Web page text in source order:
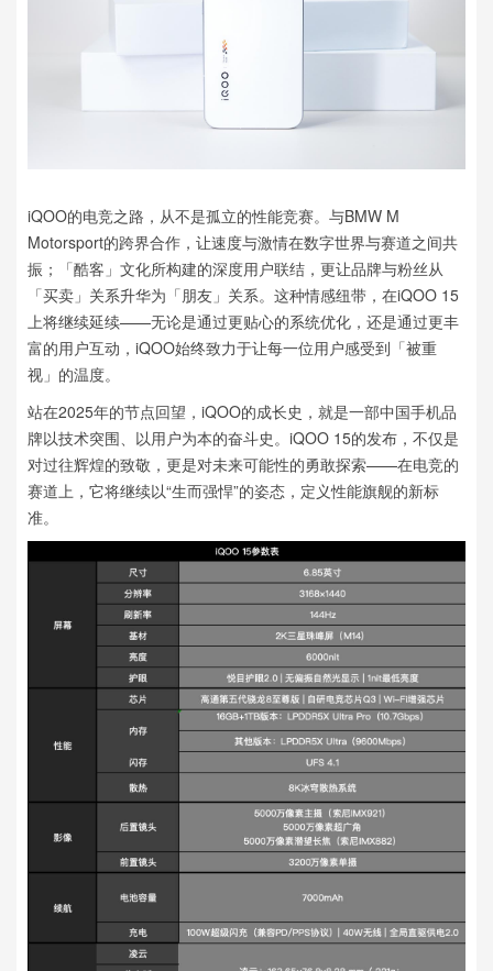
iQOO的电竞之路，从不是孤立的性能竞赛。与BMW M
Motorsport的跨界合作，让速度与激情在数字世界与赛道之间共
振；「酷客」文化所构建的深度用户联结，更让品牌与粉丝从
「买卖」关系升华为「朋友」关系。这种情感纽带，在iQOO 15
上将继续延续——无论是通过更贴心的系统优化，还是通过更丰
富的用户互动，iQOO始终致力于让每一位用户感受到「被重
视」的温度。
站在2025年的节点回望，iQOO的成长史，就是一部中国手机品
牌以技术突围、以用户为本的奋斗史。iQOO 15的发布，不仅是
对过往辉煌的致敬，更是对未来可能性的勇敢探索——在电竞的
赛道上，它将继续以“生而强悍”的姿态，定义性能旗舰的新标
准。